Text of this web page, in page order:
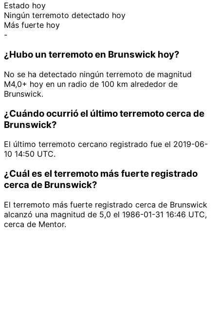
Estado hoy
Ningún terremoto detectado hoy
Más fuerte hoy
-
¿Hubo un terremoto en Brunswick hoy?
No se ha detectado ningún terremoto de magnitud
M4,0+ hoy en un radio de 100 km alrededor de
Brunswick.
¿Cuándo ocurrió el último terremoto cerca de
Brunswick?
El último terremoto cercano registrado fue el 2019-06-
10 14:50 UTC.
¿Cuál es el terremoto más fuerte registrado
cerca de Brunswick?
El terremoto más fuerte registrado cerca de Brunswick
alcanzó una magnitud de 5,0 el 1986-01-31 16:46 UTC,
cerca de Mentor.